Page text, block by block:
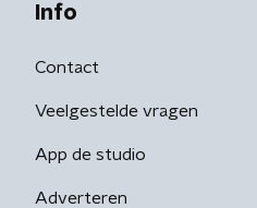
Info
Contact
Veelgestelde vragen
App de studio
Adverteren